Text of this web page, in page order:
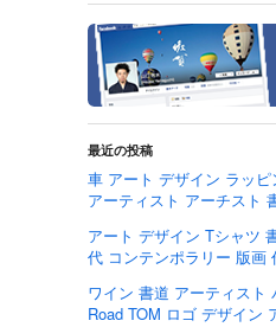
最近の投稿
車 アート デザイン ラッ
アーティスト アーチスト
アート デザイン Tシャツ
代 コンテンポラリー 版画
ワイン 書道 アーティスト
Road TOM ロゴ デザイン